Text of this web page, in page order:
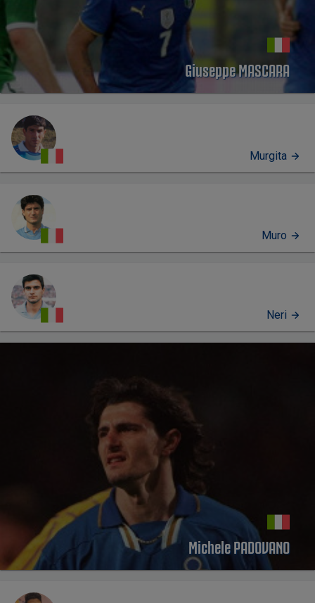
Giuseppe MASCARA
Murgita
Muro
Neri
Michele PADOVANO